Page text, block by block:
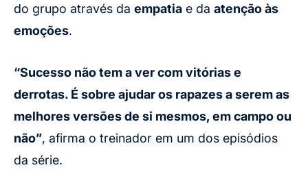
do grupo através da empatia e da atenção às
emoções.
“Sucesso não tem a ver com vitórias e
derrotas. É sobre ajudar os rapazes a serem as
melhores versões de si mesmos, em campo ou
não”, afirma o treinador em um dos episódios
da série.